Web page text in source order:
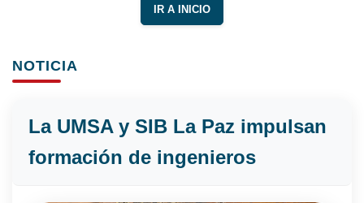
IR A INICIO
NOTICIA
La UMSA y SIB La Paz impulsan
formación de ingenieros